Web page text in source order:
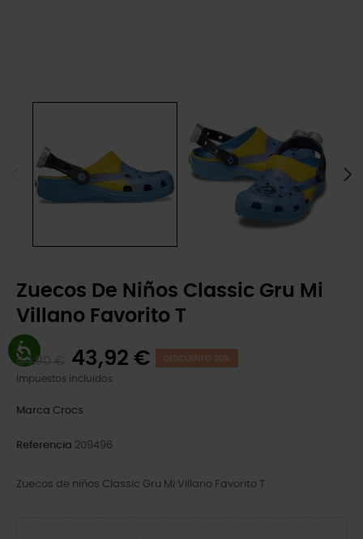
Zuecos De Niños Classic Gru Mi
Villano Favorito T
54,90 € 43,92 € DESCUENTO 20%
Impuestos incluidos
Marca Crocs
Referencia 209496
Zuecos de niños Classic Gru Mi Villano Favorito T